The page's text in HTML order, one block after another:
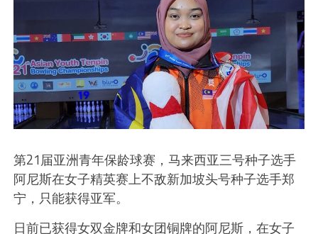
第21届亚洲青年保龄球赛，马来西亚三号种子选手
阿尼斯在女子精英赛上不敌新加坡头号种子选手郑
宁，只能获得亚军。
日前已获得女双金牌和女团铜牌的阿尼斯，在女子